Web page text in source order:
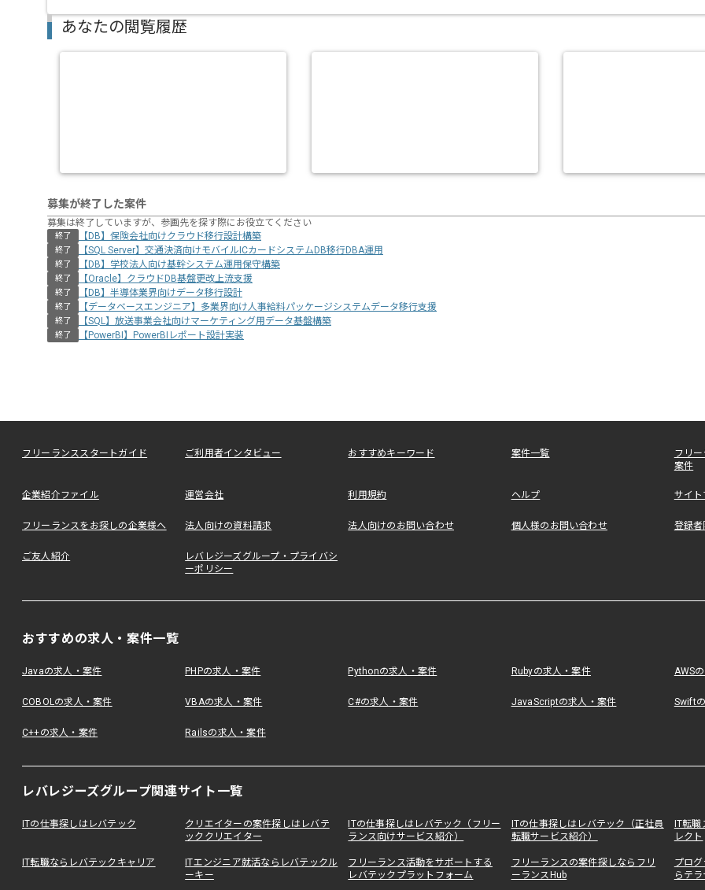
あなたの閲覧履歴
募集が終了した案件
募集は終了していますが、参画先を探す際にお役立てください
終了 【DB】保険会社向けクラウド移行設計構築
終了 【SQL Server】交通決済向けモバイルICカードシステムDB移行DBA運用
終了 【DB】学校法人向け基幹システム運用保守構築
終了 【Oracle】クラウドDB基盤更改上流支援
終了 【DB】半導体業界向けデータ移行設計
終了 【データベースエンジニア】多業界向け人事給料パッケージシステムデータ移行支援
終了 【SQL】放送事業会社向けマーケティング用データ基盤構築
終了 【PowerBI】PowerBIレポート設計実装
フリーランススタートガイド ご利用者インタビュー おすすめキーワード 案件一覧
フリ
案件
企業紹介ファイル 運営会社 利用規約 ヘルプ サイ
フリーランスをお探しの企業様へ 法人向けの資料請求 法人向けのお問い合わせ 個人様のお問い合わせ 登録者
ご友人紹介
レバレジーズグループ・プライバシ
ーポリシー
おすすめの求人・案件一覧
Javaの求人・案件 PHPの求人・案件 Pythonの求人・案件 Rubyの求人・案件 AWS
COBOLの求人・案件 VBAの求人・案件 C#の求人・案件 JavaScriptの求人・案件 Swift
C++の求人・案件 Railsの求人・案件
レバレジーズグループ関連サイト一覧
ITの仕事探しはレバテック
クリエイターの案件探しはレバテ
ッククリエイター
ITの仕事探しはレバテック（フリー
ランス向けサービス紹介）
ITの仕事探しはレバテック（正社員
転職サービス紹介）
IT転
レクト
IT転職ならレバテックキャリア
ITエンジニア就活ならレバテックル
ーキー
フリーランス活動をサポートする
レバテックプラットフォーム
フリーランスの案件探しならフリ
ーランスHub
プロ
らテ